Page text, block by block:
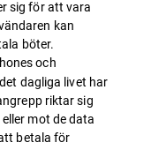
sig för att vara
kan
böter.
och
dagliga livet har
riktar sig
mot de data
betala för